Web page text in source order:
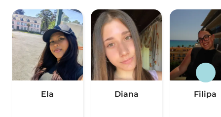
Ela Diana Filipa